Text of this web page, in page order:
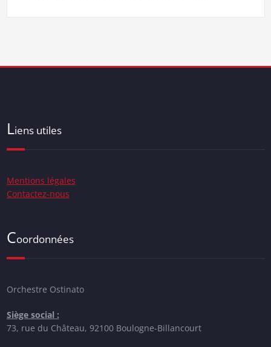
Liens utiles
Mentions légales
Contactez-nous
Coordonnées
Orchestre Ostinato
Siège social :
73, rue du Château, 92100 Boulogne-Billancourt